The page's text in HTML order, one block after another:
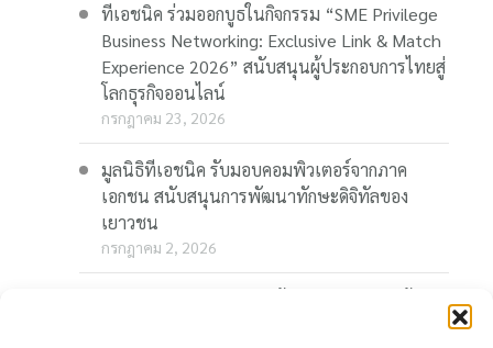
ทีเอชนิค ร่วมออกบูธในกิจกรรม “SME Privilege
Business Networking: Exclusive Link & Match
Experience 2026” สนับสนุนผู้ประกอบการไทยสู่
โลกธุรกิจออนไลน์
กรกฎาคม 23, 2026
มูลนิธิทีเอชนิค รับมอบคอมพิวเตอร์จากภาค
เอกชน สนับสนุนการพัฒนาทักษะดิจิทัลของ
เยาวชน
กรกฎาคม 2, 2026